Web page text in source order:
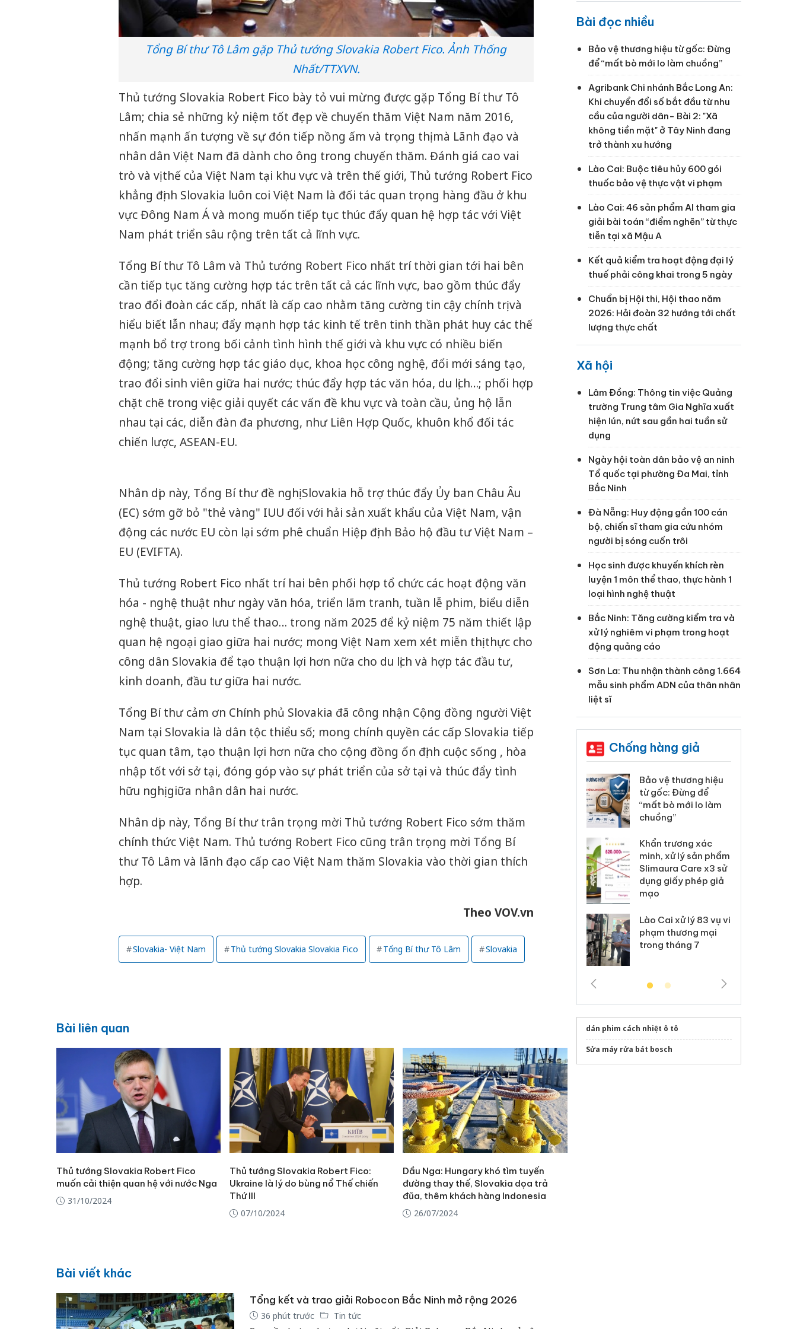
Tổng Bí thư Tô Lâm gặp Thủ tướng Slovakia Robert Fico. Ảnh Thống
Nhất/TTXVN.
Thủ tướng Slovakia Robert Fico bày tỏ vui mừng được gặp Tổng Bí thư Tô
Lâm; chia sẻ những kỷ niệm tốt đẹp về chuyến thăm Việt Nam năm 2016,
nhấn mạnh ấn tượng về sự đón tiếp nồng ấm và trọng thị mà Lãnh đạo và
nhân dân Việt Nam đã dành cho ông trong chuyến thăm. Đánh giá cao vai
trò và vị thế của Việt Nam tại khu vực và trên thế giới, Thủ tướng Robert Fico
khẳng định Slovakia luôn coi Việt Nam là đối tác quan trọng hàng đầu ở khu
vực Đông Nam Á và mong muốn tiếp tục thúc đẩy quan hệ hợp tác với Việt
Nam phát triển sâu rộng trên tất cả lĩnh vực.
Tổng Bí thư Tô Lâm và Thủ tướng Robert Fico nhất trí thời gian tới hai bên
cần tiếp tục tăng cường hợp tác trên tất cả các lĩnh vực, bao gồm thúc đẩy
trao đổi đoàn các cấp, nhất là cấp cao nhằm tăng cường tin cậy chính trị và
hiểu biết lẫn nhau; đẩy mạnh hợp tác kinh tế trên tinh thần phát huy các thế
mạnh bổ trợ trong bối cảnh tình hình thế giới và khu vực có nhiều biến
động; tăng cường hợp tác giáo dục, khoa học công nghệ, đổi mới sáng tạo,
trao đổi sinh viên giữa hai nước; thúc đẩy hợp tác văn hóa, du lịch…; phối hợp
chặt chẽ trong việc giải quyết các vấn đề khu vực và toàn cầu, ủng hộ lẫn
nhau tại các, diễn đàn đa phương, như Liên Hợp Quốc, khuôn khổ đối tác
chiến lược, ASEAN-EU.
Nhân dịp này, Tổng Bí thư đề nghị Slovakia hỗ trợ thúc đẩy Ủy ban Châu Âu
(EC) sớm gỡ bỏ "thẻ vàng" IUU đối với hải sản xuất khẩu của Việt Nam, vận
động các nước EU còn lại sớm phê chuẩn Hiệp định Bảo hộ đầu tư Việt Nam –
EU (EVIFTA).
Thủ tướng Robert Fico nhất trí hai bên phối hợp tổ chức các hoạt động văn
hóa - nghệ thuật như ngày văn hóa, triển lãm tranh, tuần lễ phim, biểu diễn
nghệ thuật, giao lưu thể thao… trong năm 2025 để kỷ niệm 75 năm thiết lập
quan hệ ngoại giao giữa hai nước; mong Việt Nam xem xét miễn thị thực cho
công dân Slovakia để tạo thuận lợi hơn nữa cho du lịch và hợp tác đầu tư,
kinh doanh, đầu tư giữa hai nước.
Tổng Bí thư cảm ơn Chính phủ Slovakia đã công nhận Cộng đồng người Việt
Nam tại Slovakia là dân tộc thiểu số; mong chính quyền các cấp Slovakia tiếp
tục quan tâm, tạo thuận lợi hơn nữa cho cộng đồng ổn định cuộc sống , hòa
nhập tốt với sở tại, đóng góp vào sự phát triển của sở tại và thúc đẩy tình
hữu nghị giữa nhân dân hai nước.
Nhân dịp này, Tổng Bí thư trân trọng mời Thủ tướng Robert Fico sớm thăm
chính thức Việt Nam. Thủ tướng Robert Fico cũng trân trọng mời Tổng Bí
thư Tô Lâm và lãnh đạo cấp cao Việt Nam thăm Slovakia vào thời gian thích
hợp.
Theo VOV.vn
Slovakia- Việt Nam Thủ tướng Slovakia Slovakia Fico Tổng Bí thư Tô Lâm Slovakia
Bài liên quan
Thủ tướng Slovakia Robert Fico
muốn cải thiện quan hệ với nước Nga
31/10/2024
Thủ tướng Slovakia Robert Fico:
Ukraine là lý do bùng nổ Thế chiến
Thứ III
07/10/2024
Dầu Nga: Hungary khó tìm tuyến
đường thay thế, Slovakia dọa trả
đũa, thêm khách hàng Indonesia
26/07/2024
Bài viết khác
Tổng kết và trao giải Robocon Bắc Ninh mở rộng 2026
36 phút trước Tin tức
Bài đọc nhiều
Bảo vệ thương hiệu từ gốc: Đừng
để “mất bò mới lo làm chuồng”
Agribank Chi nhánh Bắc Long An:
Khi chuyển đổi số bắt đầu từ nhu
cầu của người dân- Bài 2: "Xã
không tiền mặt" ở Tây Ninh đang
trở thành xu hướng
Lào Cai: Buộc tiêu hủy 600 gói
thuốc bảo vệ thực vật vi phạm
Lào Cai: 46 sản phẩm AI tham gia
giải bài toán “điểm nghẽn” từ thực
tiễn tại xã Mậu A
Kết quả kiểm tra hoạt động đại lý
thuế phải công khai trong 5 ngày
Chuẩn bị Hội thi, Hội thao năm
2026: Hải đoàn 32 hướng tới chất
lượng thực chất
Xã hội
Lâm Đồng: Thông tin việc Quảng
trường Trung tâm Gia Nghĩa xuất
hiện lún, nứt sau gần hai tuần sử
dụng
Ngày hội toàn dân bảo vệ an ninh
Tổ quốc tại phường Đa Mai, tỉnh
Bắc Ninh
Đà Nẵng: Huy động gần 100 cán
bộ, chiến sĩ tham gia cứu nhóm
người bị sóng cuốn trôi
Học sinh được khuyến khích rèn
luyện 1 môn thể thao, thực hành 1
loại hình nghệ thuật
Bắc Ninh: Tăng cường kiểm tra và
xử lý nghiêm vi phạm trong hoạt
động quảng cáo
Sơn La: Thu nhận thành công 1.664
mẫu sinh phẩm ADN của thân nhân
liệt sĩ
Chống hàng giả
Adidas, Nike
Cà Mau: Tiêu hủy
công khai hàng ngàn
sản phẩm nhập lậu,
Công an Thanh Hóa
án sản xuất, buôn
Bảo vệ thương hiệu
từ gốc: Đừng để
“mất bò mới lo làm
chuồng”
Khẩn trương xác
minh, xử lý sản phẩm
Slimaura Care x3 sử
dụng giấy phép giả
mạo
Lào Cai xử lý 83 vụ vi
phạm thương mại
trong tháng 7
dán phim cách nhiệt ô tô
Sửa máy rửa bát bosch